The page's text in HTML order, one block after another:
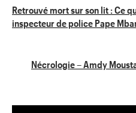
Navigation
de
Retrouvé mort sur son lit : Ce
inspecteur de police Pape
Nécrologie – Amdy